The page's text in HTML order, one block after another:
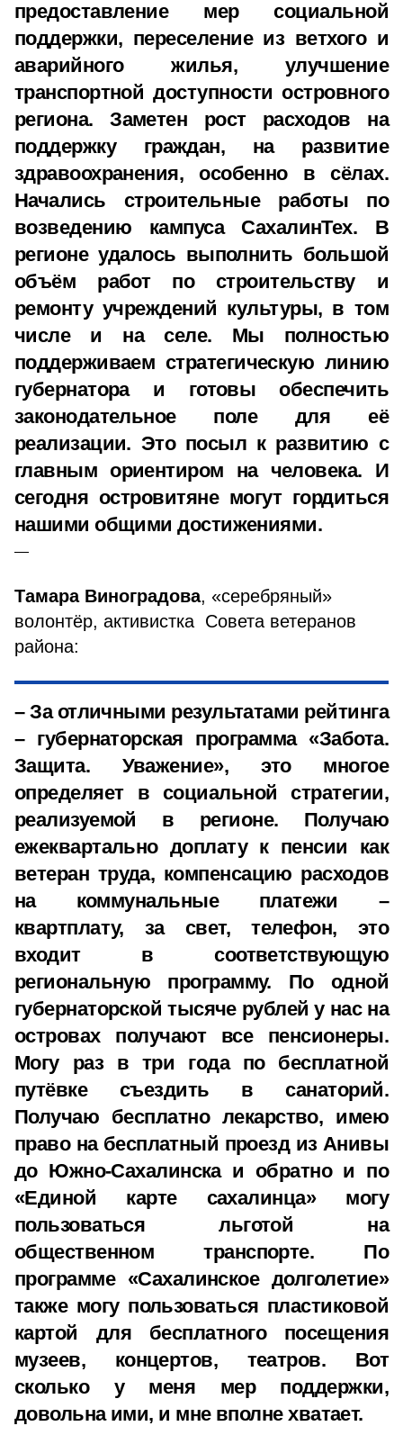
предоставление мер социальной
поддержки, переселение из ветхого и
аварийного жилья, улучшение
транспортной доступности островного
региона. Заметен рост расходов на
поддержку граждан, на развитие
здравоохранения, особенно в сёлах.
Начались строительные работы по
возведению кампуса СахалинТех. В
регионе удалось выполнить большой
объём работ по строительству и
ремонту учреждений культуры, в том
числе и на селе. Мы полностью
поддерживаем стратегическую линию
губернатора и готовы обеспечить
законодательное поле для её
реализации. Это посыл к развитию с
главным ориентиром на человека. И
сегодня островитяне могут гордиться
нашими общими достижениями.
Тамара Виноградова, «серебряный»
волонтёр, активистка Совета ветеранов
района:
– За отличными результатами рейтинга
– губернаторская программа «Забота.
Защита. Уважение», это многое
определяет в социальной стратегии,
реализуемой в регионе. Получаю
ежеквартально доплату к пенсии как
ветеран труда, компенсацию расходов
на коммунальные платежи –
квартплату, за свет, телефон, это
входит в соответствующую
региональную программу. По одной
губернаторской тысяче рублей у нас на
островах получают все пенсионеры.
Могу раз в три года по бесплатной
путёвке съездить в санаторий.
Получаю бесплатно лекарство, имею
право на бесплатный проезд из Анивы
до Южно-Сахалинска и обратно и по
«Единой карте сахалинца» могу
пользоваться льготой на
общественном транспорте. По
программе «Сахалинское долголетие»
также могу пользоваться пластиковой
картой для бесплатного посещения
музеев, концертов, театров. Вот
сколько у меня мер поддержки,
довольна ими, и мне вполне хватает.